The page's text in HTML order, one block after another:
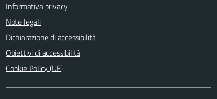
Informativa privacy
Note legali
Dichiarazione di accessibilità
Obiettivi di accessibilità
Cookie Policy (UE)